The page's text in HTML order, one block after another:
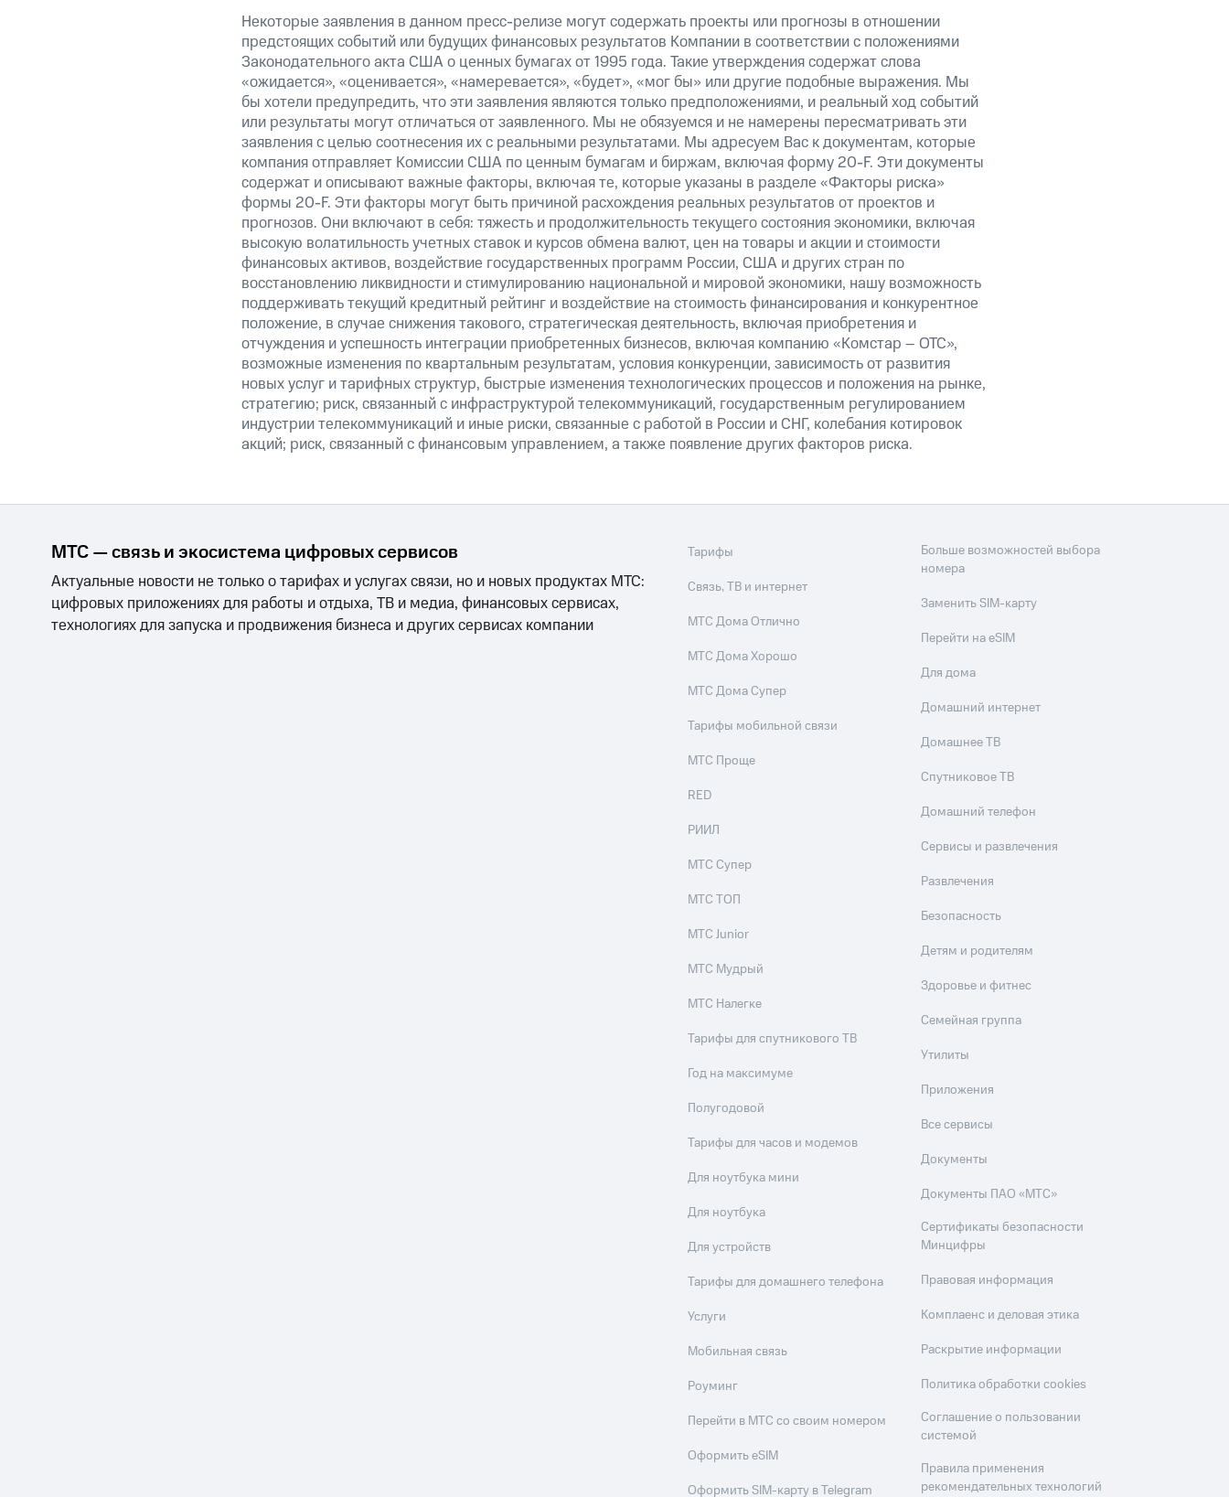
Некоторые заявления в данном пресс-релизе могут содержать проекты или прогнозы в отношении
предстоящих событий или будущих финансовых результатов Компании в соответствии с положениями
Законодательного акта США о ценных бумагах от 1995 года. Такие утверждения содержат слова
«ожидается», «оценивается», «намеревается», «будет», «мог бы» или другие подобные выражения. Мы
бы хотели предупредить, что эти заявления являются только предположениями, и реальный ход событий
или результаты могут отличаться от заявленного. Мы не обязуемся и не намерены пересматривать эти
заявления с целью соотнесения их с реальными результатами. Мы адресуем Вас к документам, которые
компания отправляет Комиссии США по ценным бумагам и биржам, включая форму 20-F. Эти документы
содержат и описывают важные факторы, включая те, которые указаны в разделе «Факторы риска»
формы 20-F. Эти факторы могут быть причиной расхождения реальных результатов от проектов и
прогнозов. Они включают в себя: тяжесть и продолжительность текущего состояния экономики, включая
высокую волатильность учетных ставок и курсов обмена валют, цен на товары и акции и стоимости
финансовых активов, воздействие государственных программ России, США и других стран по
восстановлению ликвидности и стимулированию национальной и мировой экономики, нашу возможность
поддерживать текущий кредитный рейтинг и воздействие на стоимость финансирования и конкурентное
положение, в случае снижения такового, стратегическая деятельность, включая приобретения и
отчуждения и успешность интеграции приобретенных бизнесов, включая компанию «Комстар – ОТС»,
возможные изменения по квартальным результатам, условия конкуренции, зависимость от развития
новых услуг и тарифных структур, быстрые изменения технологических процессов и положения на рынке,
стратегию; риск, связанный с инфраструктурой телекоммуникаций, государственным регулированием
индустрии телекоммуникаций и иные риски, связанные с работой в России и СНГ, колебания котировок
акций; риск, связанный с финансовым управлением, а также появление других факторов риска.
МТС — связь и экосистема цифровых сервисов
Актуальные новости не только о тарифах и услугах связи, но и новых продуктах МТС:
цифровых приложениях для работы и отдыха, ТВ и медиа, финансовых сервисах,
технологиях для запуска и продвижения бизнеса и других сервисах компании
Тарифы
Связь, ТВ и интернет
МТС Дома Отлично
МТС Дома Хорошо
МТС Дома Супер
Тарифы мобильной связи
МТС Проще
RED
РИИЛ
МТС Супер
МТС ТОП
МТС Junior
МТС Мудрый
МТС Налегке
Тарифы для спутникового ТВ
Год на максимуме
Полугодовой
Тарифы для часов и модемов
Для ноутбука мини
Для ноутбука
Для устройств
Тарифы для домашнего телефона
Услуги
Мобильная связь
Роуминг
Перейти в МТС со своим номером
Оформить eSIM
Оформить SIM-карту в Telegram
Больше возможностей выбора
номера
Заменить SIM-карту
Перейти на eSIM
Для дома
Домашний интернет
Домашнее ТВ
Спутниковое ТВ
Домашний телефон
Сервисы и развлечения
Развлечения
Безопасность
Детям и родителям
Здоровье и фитнес
Семейная группа
Утилиты
Приложения
Все сервисы
Документы
Документы ПАО «МТС»
Сертификаты безопасности
Минцифры
Правовая информация
Комплаенс и деловая этика
Раскрытие информации
Политика обработки cookies
Соглашение о пользовании
системой
Правила применения
рекомендательных технологий